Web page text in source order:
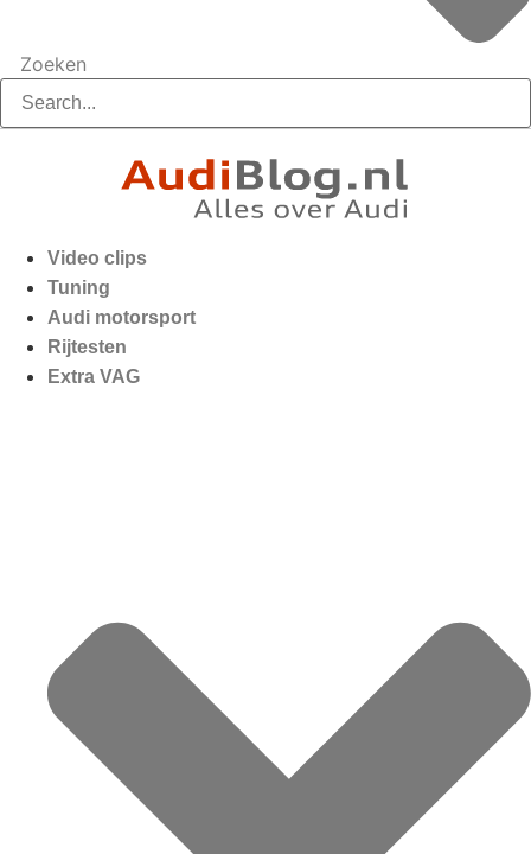
Zoeken
Video clips
Tuning
Audi motorsport
Rijtesten
Extra VAG